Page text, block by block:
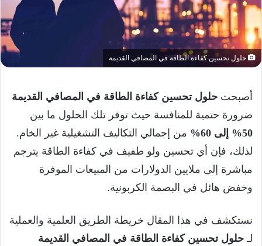
حلول تحسين كفاءة الطاقة في المصافي القديمة
أصبحت حلول تحسين كفاءة الطاقة في المصافي القديمة
ضرورة حتمية للمنافسة حيث توفر تلك الحلول ما بين
50% إلى 60%
من إجمالي التكاليف التشغيلية غير الخام.
لذلك، فإن أي تحسين ولو طفيف في كفاءة الطاقة يترجم
مباشرة إلى ملايين الدولارات من المبيعات الموفرة
وخفض هائل في البصمة الكربونية.
نستكشف في هذا المقال خريطة الطريق العلمية والعملية
لـ حلول تحسين كفاءة الطاقة في المصافي القديمة